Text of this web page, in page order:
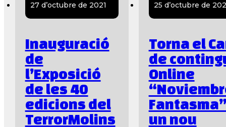
27 d’octubre de 2021
Inauguració
de
l’Exposició
de les 40
edicions del
TerrorMolins
25 d’octubre de
Torna el
de
Online
un nou